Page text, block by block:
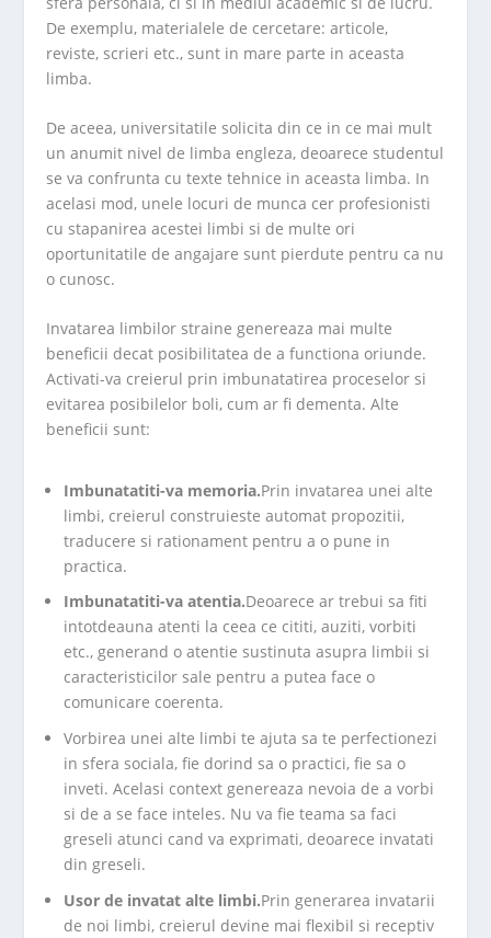
De exemplu, materialele de cercetare: articole,
reviste, scrieri etc., sunt in mare parte in aceasta
limba.
De aceea, universitatile solicita din ce in ce mai mult
un anumit nivel de limba engleza, deoarece studentul
se va confrunta cu texte tehnice in aceasta limba. In
acelasi mod, unele locuri de munca cer profesionisti
cu stapanirea acestei limbi si de multe ori
oportunitatile de angajare sunt pierdute pentru ca nu
o cunosc.
Invatarea limbilor straine genereaza mai multe
beneficii decat posibilitatea de a functiona oriunde.
Activati-va creierul prin imbunatatirea proceselor si
evitarea posibilelor boli, cum ar fi dementa. Alte
beneficii sunt:
Imbunatatiti-va memoria.Prin invatarea unei alte
limbi, creierul construieste automat propozitii,
traducere si rationament pentru a o pune in
practica.
Imbunatatiti-va atentia.Deoarece ar trebui sa fiti
intotdeauna atenti la ceea ce cititi, auziti, vorbiti
etc., generand o atentie sustinuta asupra limbii si
caracteristicilor sale pentru a putea face o
comunicare coerenta.
Vorbirea unei alte limbi te ajuta sa te perfectionezi
in sfera sociala, fie dorind sa o practici, fie sa o
inveti. Acelasi context genereaza nevoia de a vorbi
si de a se face inteles. Nu va fie teama sa faci
greseli atunci cand va exprimati, deoarece invatati
din greseli.
Usor de invatat alte limbi.Prin generarea invatarii
de noi limbi, creierul devine mai flexibil si receptiv